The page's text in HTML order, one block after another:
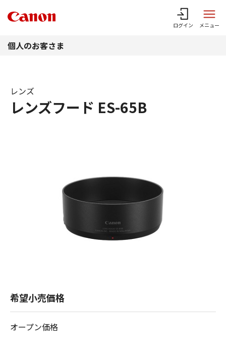
ログイン メニュー
個人のお客さま
レンズフード ES-65B
レンズ
希望小売価格
オープン価格